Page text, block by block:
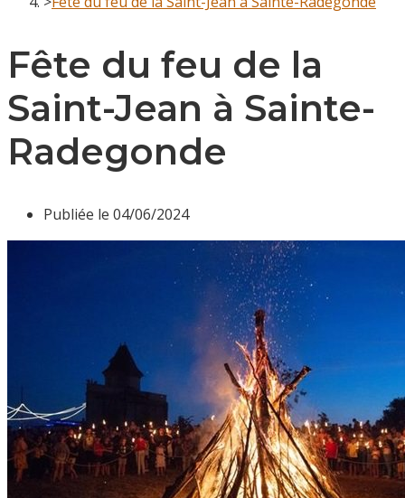
Fête du feu de la
Saint-Jean à Sainte-
Radegonde
Publiée le 04/06/2024